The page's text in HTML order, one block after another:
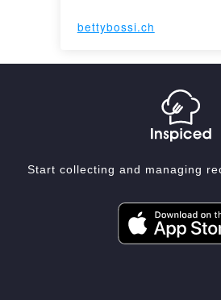
bettybossi.ch
Start collecting and managing